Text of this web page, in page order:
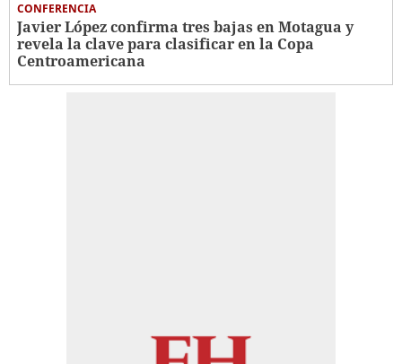
CONFERENCIA
Javier López confirma tres bajas en Motagua y
revela la clave para clasificar en la Copa
Centroamericana